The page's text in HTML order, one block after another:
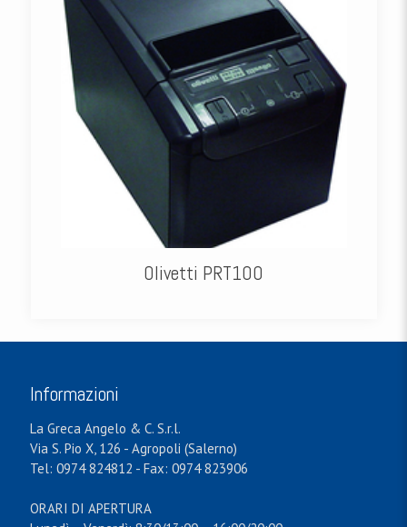
Olivetti PRT100
Informazioni
La Greca Angelo & C. S.r.l.
Via S. Pio X, 126 - Agropoli (Salerno)
Tel: 0974 824812 - Fax: 0974 823906
ORARI DI APERTURA